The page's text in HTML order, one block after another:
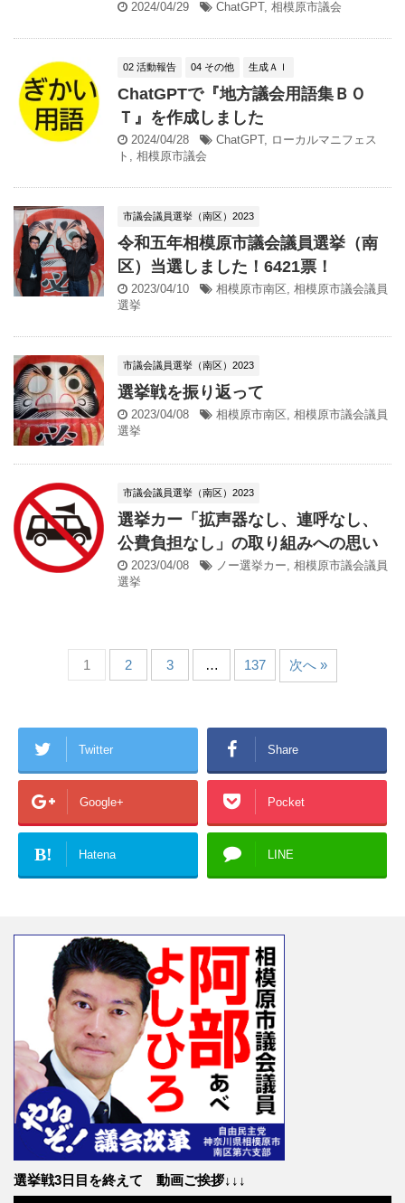
2024/04/29 ChatGPT, 相模原市議会
02 活動報告 04 その他 生成ＡＩ
ChatGPTで『地方議会用語集ＢＯ
Ｔ』を作成しました
2024/04/28 ChatGPT, ローカルマニフェス
ト , 相模原市議会
市議会議員選挙（南区）2023
令和五年相模原市議会議員選挙（南
区）当選しました！6421票！
2023/04/10 相模原市南区, 相模原市議会議員
選挙
市議会議員選挙（南区）2023
選挙戦を振り返って
2023/04/08 相模原市南区, 相模原市議会議員
選挙
市議会議員選挙（南区）2023
選挙カー「拡声器なし、連呼なし、
公費負担なし」の取り組みへの思い
2023/04/08 ノー選挙カー, 相模原市議会議員
選挙
1 2 3 … 137 次へ »
Twitter Share
Google+ Pocket
B! Hatena LINE
選挙戦3日目を終えて 動画ご挨拶↓↓↓